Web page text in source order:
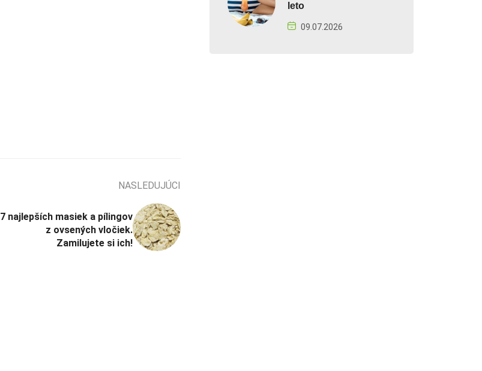
NASLEDUJÚCI
7 najlepších masiek a pílingov
z ovsených vločiek.
Zamilujete si ich!
leto
09.07.2026